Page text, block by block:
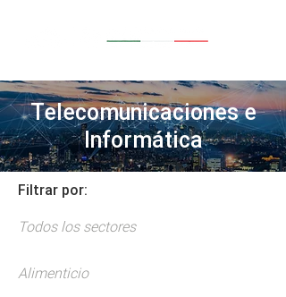
Telecomunicaciones e
Informática
Filtrar por:
Todos los sectores
Alimenticio